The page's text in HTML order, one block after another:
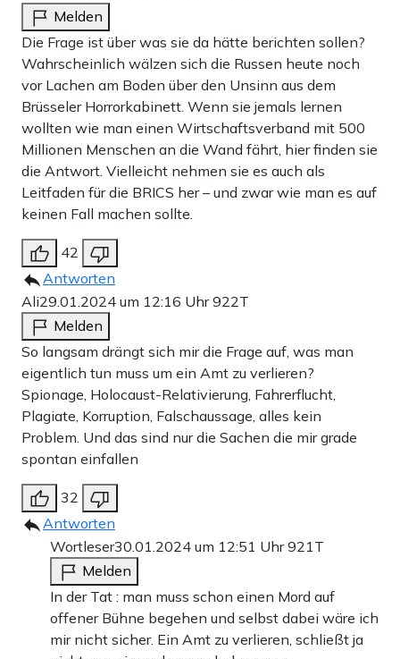
Als Europaabgeordnete genießt sie noch
parlamentarische Immunität – bis zum Sommer, wenn die
Legislaturperiode des EU-Parlamentes endet. Die
Journalisten haben ihre Recherche dem lettischen
Inlandsgeheimdienst zugänglich gemacht. Der meint
lediglich, man werde sich die Sache „angucken“.
Zu den Kommentaren (19)
Einmalig Monatlich
Apollo News unterstützen
Zahlungsoptionen: Pay
Pay
10 €
15 € 25 € 50 € 100 €
Bank-Überweisung
Melden
Die Frage ist über was sie da hätte berichten sollen?
Wahrscheinlich wälzen sich die Russen heute noch
vor Lachen am Boden über den Unsinn aus dem
Brüsseler Horrorkabinett. Wenn sie jemals lernen
wollten wie man einen Wirtschaftsverband mit 500
Millionen Menschen an die Wand fährt, hier finden sie
die Antwort. Vielleicht nehmen sie es auch als
Leitfaden für die BRICS her – und zwar wie man es auf
keinen Fall machen sollte.
42
Antworten
Ali29.01.2024 um 12:16 Uhr922T
Melden
So langsam drängt sich mir die Frage auf, was man
eigentlich tun muss um ein Amt zu verlieren?
Spionage, Holocaust-Relativierung, Fahrerflucht,
Plagiate, Korruption, Falschaussage, alles kein
Problem. Und das sind nur die Sachen die mir grade
spontan einfallen
32
Antworten
Wortleser30.01.2024 um 12:51 Uhr921T
Melden
In der Tat : man muss schon einen Mord auf
offener Bühne begehen und selbst dabei wäre ich
mir nicht sicher. Ein Amt zu verlieren, schließt ja